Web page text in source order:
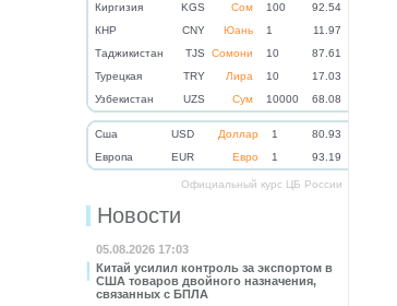
Киргизия
KGS Сом 100
92.54
КНР
CNY Юань 1
11.97
Таджикистан
TJS Сомони 10
87.61
Турецкая
TRY Лира 10
17.03
Узбекистан
UZS Сум 10000 68.08
Cша USD Доллар 1
80.93
Eвропа
EUR Евро 1 93.19
Официальный курс ЦБ России
Новости
05.08.2026 17:03
Китай усилил контроль за экспортом в
США товаров двойного назначения,
связанных с БПЛА